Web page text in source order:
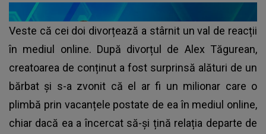
Veste că cei doi divorțează a stârnit un val de reacții
în mediul online. După divorțul de Alex Tăgurean,
creatoarea de conținut a fost surprinsă alături de un
bărbat și s-a zvonit că el ar fi un milionar care o
plimbă prin vacanțele postate de ea în mediul online,
chiar dacă ea a încercat să-și țină relația departe de